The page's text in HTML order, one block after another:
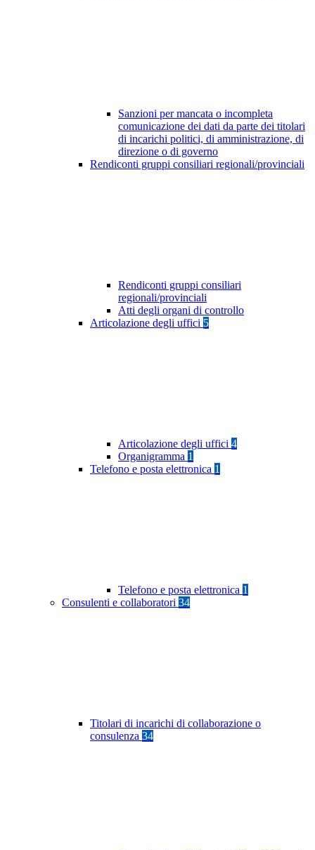
Sanzioni per mancata o incompleta
comunicazione dei dati da parte dei titolari
di incarichi politici, di amministrazione, di
direzione o di governo
Rendiconti gruppi consiliari regionali/provinciali
Rendiconti gruppi consiliari
regionali/provinciali
Atti degli organi di controllo
Articolazione degli uffici 5
Articolazione degli uffici 4
Organigramma 1
Telefono e posta elettronica 1
Telefono e posta elettronica 1
Consulenti e collaboratori 34
Titolari di incarichi di collaborazione o
consulenza 34